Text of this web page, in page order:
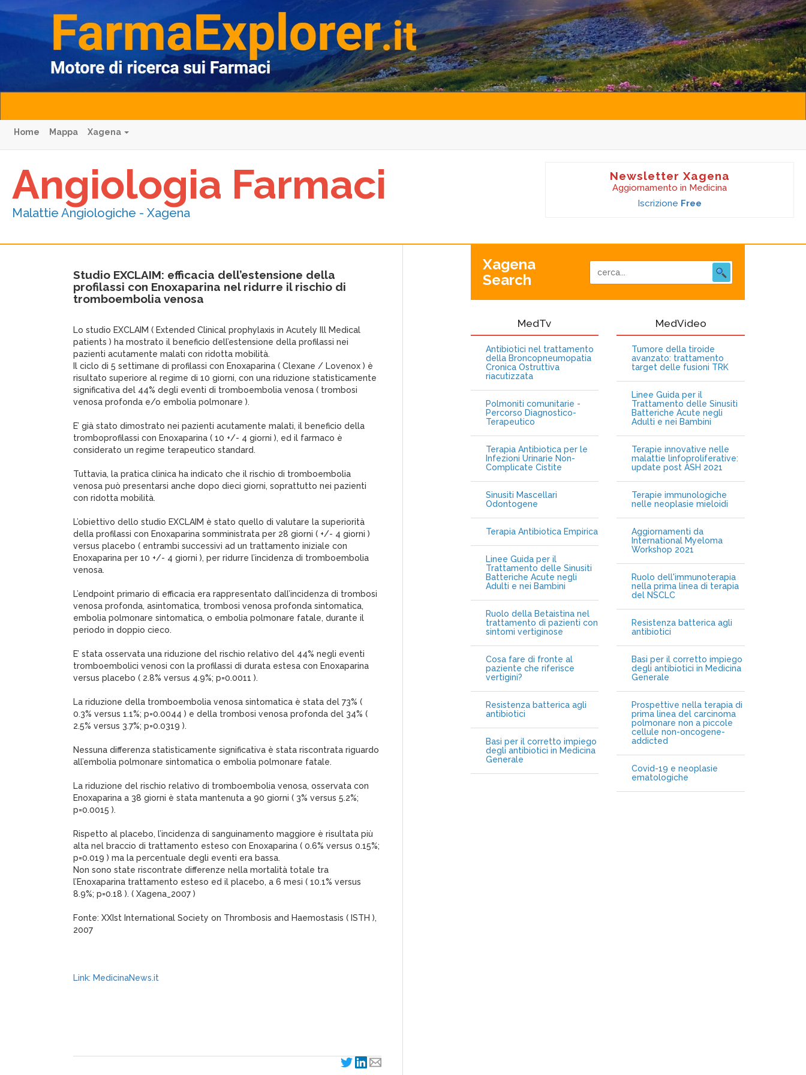
Home Mappa Xagena
Angiologia Farmaci
Malattie Angiologiche - Xagena
Newsletter Xagena
Aggiornamento in Medicina
Iscrizione Free
Studio EXCLAIM: efficacia dell’estensione della
profilassi con Enoxaparina nel ridurre il rischio di
tromboembolia venosa
Lo studio EXCLAIM ( Extended Clinical prophylaxis in Acutely Ill Medical
patients ) ha mostrato il beneficio dell’estensione della profilassi nei
pazienti acutamente malati con ridotta mobilità.
Il ciclo di 5 settimane di profilassi con Enoxaparina ( Clexane / Lovenox ) è
risultato superiore al regime di 10 giorni, con una riduzione statisticamente
significativa del 44% degli eventi di tromboembolia venosa ( trombosi
venosa profonda e/o embolia polmonare ).
E’ già stato dimostrato nei pazienti acutamente malati, il beneficio della
tromboprofilassi con Enoxaparina ( 10 +/- 4 giorni ), ed il farmaco è
considerato un regime terapeutico standard.
Tuttavia, la pratica clinica ha indicato che il rischio di tromboembolia
venosa può presentarsi anche dopo dieci giorni, soprattutto nei pazienti
con ridotta mobilità.
L’obiettivo dello studio EXCLAIM è stato quello di valutare la superiorità
della profilassi con Enoxaparina somministrata per 28 giorni ( +/- 4 giorni )
versus placebo ( entrambi successivi ad un trattamento iniziale con
Enoxaparina per 10 +/- 4 giorni ), per ridurre l’incidenza di tromboembolia
venosa.
L’endpoint primario di efficacia era rappresentato dall’incidenza di trombosi
venosa profonda, asintomatica, trombosi venosa profonda sintomatica,
embolia polmonare sintomatica, o embolia polmonare fatale, durante il
periodo in doppio cieco.
E’ stata osservata una riduzione del rischio relativo del 44% negli eventi
tromboembolici venosi con la profilassi di durata estesa con Enoxaparina
versus placebo ( 2.8% versus 4.9%; p=0.0011 ).
La riduzione della tromboembolia venosa sintomatica è stata del 73% (
0.3% versus 1.1%; p=0.0044 ) e della trombosi venosa profonda del 34% (
2.5% versus 3.7%; p=0.0319 ).
Nessuna differenza statisticamente significativa è stata riscontrata riguardo
all’embolia polmonare sintomatica o embolia polmonare fatale.
La riduzione del rischio relativo di tromboembolia venosa, osservata con
Enoxaparina a 38 giorni è stata mantenuta a 90 giorni ( 3% versus 5.2%;
p=0.0015 ).
Rispetto al placebo, l’incidenza di sanguinamento maggiore è risultata più
alta nel braccio di trattamento esteso con Enoxaparina ( 0.6% versus 0.15%;
p=0.019 ) ma la percentuale degli eventi era bassa.
Non sono state riscontrate differenze nella mortalità totale tra
l’Enoxaparina trattamento esteso ed il placebo, a 6 mesi ( 10.1% versus
8.9%; p=0.18 ). ( Xagena_2007 )
Fonte: XXIst International Society on Thrombosis and Haemostasis ( ISTH ),
2007
Link: MedicinaNews.it
Xagena
Search
MedTv
Antibiotici nel trattamento
della Broncopneumopatia
Cronica Ostruttiva
riacutizzata
Polmoniti comunitarie -
Percorso Diagnostico-
Terapeutico
Terapia Antibiotica per le
Infezioni Urinarie Non-
Complicate Cistite
Sinusiti Mascellari
Odontogene
Terapia Antibiotica Empirica
Linee Guida per il
Trattamento delle Sinusiti
Batteriche Acute negli
Adulti e nei Bambini
Ruolo della Betaistina nel
trattamento di pazienti con
sintomi vertiginose
Cosa fare di fronte al
paziente che riferisce
vertigini?
Resistenza batterica agli
antibiotici
Basi per il corretto impiego
degli antibiotici in Medicina
Generale
MedVideo
Tumore della tiroide
avanzato: trattamento
target delle fusioni TRK
Linee Guida per il
Trattamento delle Sinusiti
Batteriche Acute negli
Adulti e nei Bambini
Terapie innovative nelle
malattie linfoproliferative:
update post ASH 2021
Terapie immunologiche
nelle neoplasie mieloidi
Aggiornamenti da
International Myeloma
Workshop 2021
Ruolo dell'immunoterapia
nella prima linea di terapia
del NSCLC
Resistenza batterica agli
antibiotici
Basi per il corretto impiego
degli antibiotici in Medicina
Generale
Prospettive nella terapia di
prima linea del carcinoma
polmonare non a piccole
cellule non-oncogene-
addicted
Covid-19 e neoplasie
ematologiche